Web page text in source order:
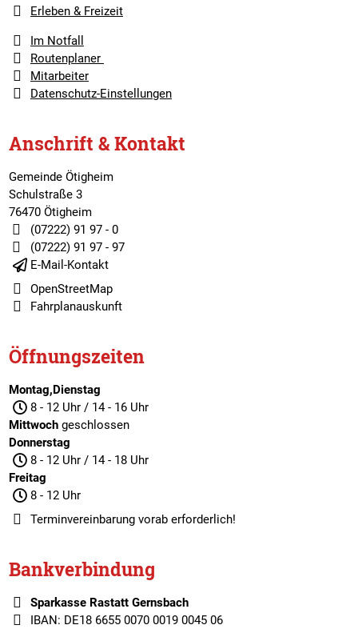
Erleben & Freizeit
Im Notfall
Routenplaner
Mitarbeiter
Datenschutz-Einstellungen
Anschrift & Kontakt
Gemeinde Ötigheim
Schulstraße 3
76470 Ötigheim
(07222) 91 97 - 0
(07222) 91 97 - 97
E-Mail-Kontakt
OpenStreetMap
Fahrplanauskunft
Öffnungszeiten
Montag,Dienstag
8 - 12 Uhr / 14 - 16 Uhr
Mittwochgeschlossen
Donnerstag
8 - 12 Uhr / 14 - 18 Uhr
Freitag
8 - 12 Uhr
Terminvereinbarungvorab erforderlich!
Bankverbindung
Sparkasse Rastatt Gernsbach
IBAN: DE18 6655 0070 0019 0045 06